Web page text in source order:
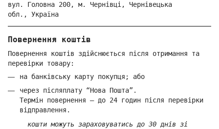
вул. Головна 200, м. Чернівці, Чернівецька
обл., Україна
Повернення коштів
Повернення коштів здійснюється після отримання та
перевірки товару:
на банківську карту покупця; або
через післяплату “Нова Пошта”.
Термін повернення — до 24 годин після перевірки
відправлення.
кошти можуть зараховуватись до 30 днів зі